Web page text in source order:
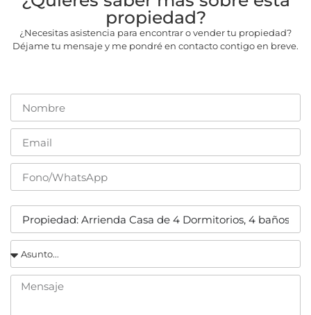
propiedad?
¿Necesitas asistencia para encontrar o vender tu propiedad?
Déjame tu mensaje y me pondré en contacto contigo en breve.